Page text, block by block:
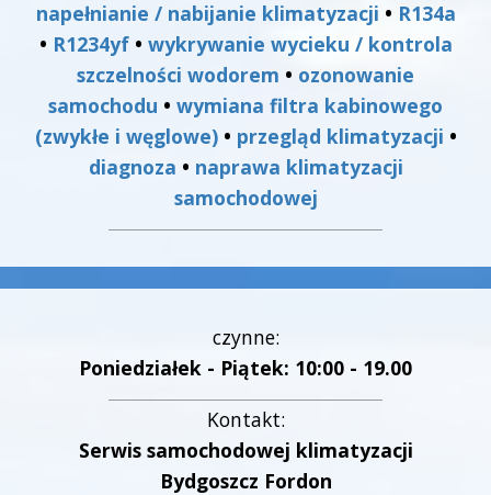
napełnianie / nabijanie klimatyzacji • R134a
• R1234yf• wykrywanie wycieku / kontrola
szczelności wodorem • ozonowanie
samochodu • wymiana filtra kabinowego
(zwykłe i węglowe)• przegląd klimatyzacji •
diagnoza • naprawa klimatyzacji
samochodowej
czynne:
Poniedziałek - Piątek: 10:00 - 19.00
Kontakt:
Serwis samochodowej klimatyzacji
Bydgoszcz Fordon